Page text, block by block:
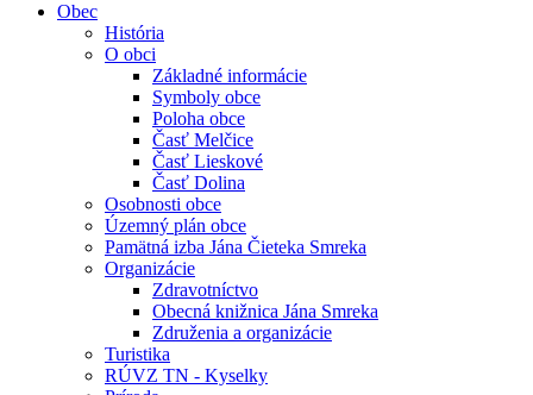
Obec
História
O obci
Základné informácie
Symboly obce
Poloha obce
Časť Melčice
Časť Lieskové
Časť Dolina
Osobnosti obce
Územný plán obce
Pamätná izba Jána Čieteka Smreka
Organizácie
Zdravotníctvo
Obecná knižnica Jána Smreka
Združenia a organizácie
Turistika
RÚVZ TN - Kyselky